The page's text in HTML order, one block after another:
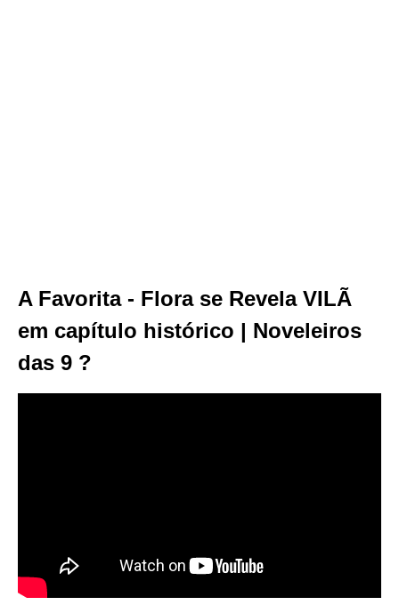
A Favorita - Flora se Revela VILÃ
em capítulo histórico | Noveleiros
das 9 ?